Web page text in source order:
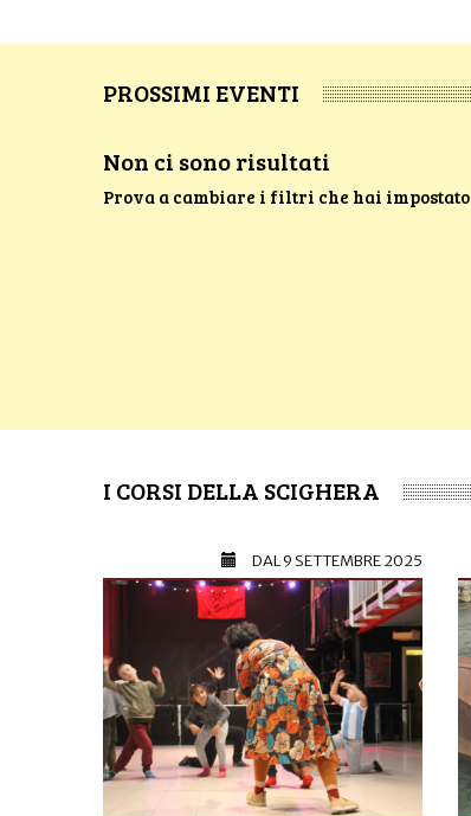
PROSSIMI EVENTI
Non ci sono risultati
Prova a cambiare i filtri che hai impostato
I CORSI DELLA SCIGHERA
DAL9 SETTEMBRE 2025